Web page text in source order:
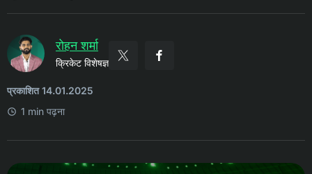
रोहन शर्मा
क्रिकेट विशेषज्ञ
प्रकाशित 14.01.2025
1 min पढ़ना